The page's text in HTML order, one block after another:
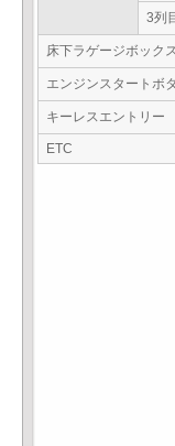
3列
床下ラゲージボック
エンジンスタートボ
キーレスエントリー
ETC